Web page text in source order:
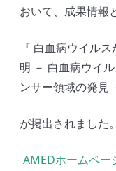
おいて、成果情報
『 白血病ウイル
明 － 白血病ウイ
ンサー領域の発見
が掲出されました。
AMEDホームペー